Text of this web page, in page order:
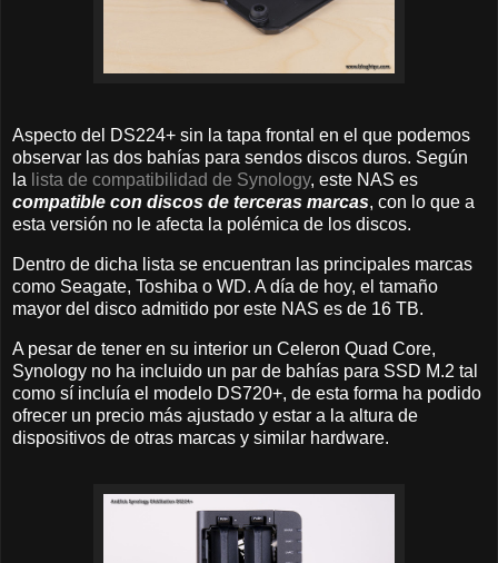
Aspecto del DS224+ sin la tapa frontal en el que podemos
observar las dos bahías para sendos discos duros. Según
la lista de compatibilidad de Synology, este NAS es
compatible con discos de terceras marcas, con lo que a
esta versión no le afecta la polémica de los discos.
Dentro de dicha lista se encuentran las principales marcas
como Seagate, Toshiba o WD. A día de hoy, el tamaño
mayor del disco admitido por este NAS es de 16 TB.
A pesar de tener en su interior un Celeron Quad Core,
Synology no ha incluido un par de bahías para SSD M.2 tal
como sí incluía el modelo DS720+, de esta forma ha podido
ofrecer un precio más ajustado y estar a la altura de
dispositivos de otras marcas y similar hardware.